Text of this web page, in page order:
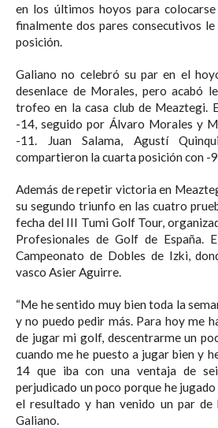
en los últimos hoyos para colocarse
finalmente dos pares consecutivos
posición.
Galiano no celebró su par en el
desenlace de Morales, pero acabó
trofeo en la casa club de Meaztegi.
-14, seguido por Álvaro Morales y
-11. Juan Salama, Agustí
compartieron la cuarta posición con -
Además de repetir victoria en
su segundo triunfo en las cuatro
fecha del III Tumi Golf Tour,
Profesionales de Golf de España.
Campeonato de Dobles de Izki,
vasco Asier Aguirre.
“Me he sentido muy bien toda la
y no puedo pedir más. Para hoy me
de jugar mi golf, descentrarme un
cuando me he puesto a jugar bien y
14 que iba con una ventaja de
perjudicado un poco porque he
el resultado y han venido un par de
Galiano.